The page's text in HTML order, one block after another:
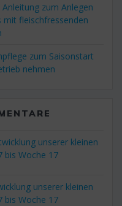
zum Anlegen
fleischfressenden
zum Saisonstart
nehmen
unserer kleinen
bis Woche 17
unserer kleinen
bis Woche 17